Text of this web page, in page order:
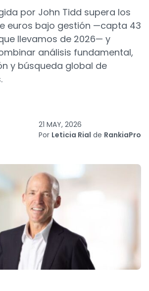
por John Tidd supera los
euros bajo gestión —capta 43
llevamos de 2026— y
análisis fundamental,
y búsqueda global de
21 MAY, 2026
Por Leticia Rial de RankiaPro